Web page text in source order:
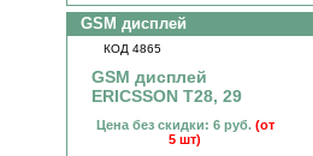
GSM дисплей
КОД 4865
GSM дисплей
ERICSSON T28, 29
Цена без скидки: 6 руб. (от
5 шт)